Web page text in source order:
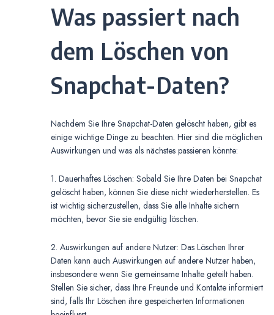
Was passiert nach
dem Löschen von
Snapchat-Daten?
Nachdem Sie Ihre Snapchat-Daten gelöscht haben, gibt es
einige wichtige Dinge zu beachten. Hier sind die möglichen
Auswirkungen und was als nächstes passieren könnte:
1. Dauerhaftes Löschen: Sobald Sie Ihre Daten bei Snapchat
gelöscht haben, können Sie diese nicht wiederherstellen. Es
ist wichtig sicherzustellen, dass Sie alle Inhalte sichern
möchten, bevor Sie sie endgültig löschen.
2. Auswirkungen auf andere Nutzer: Das Löschen Ihrer
Daten kann auch Auswirkungen auf andere Nutzer haben,
insbesondere wenn Sie gemeinsame Inhalte geteilt haben.
Stellen Sie sicher, dass Ihre Freunde und Kontakte informiert
sind, falls Ihr Löschen ihre gespeicherten Informationen